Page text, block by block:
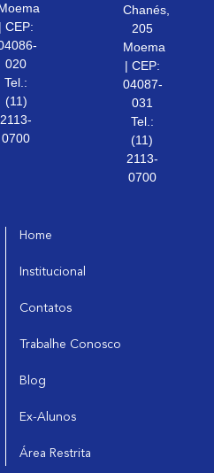
| CEP:
020
Tel.:
(11)
2113-
0700
Chanés,
205
Moema
| CEP:
04087-
031
Tel.:
(11)
2113-
0700
Home
Institucional
Contatos
Trabalhe Conosco
Blog
Ex-Alunos
Área Restrita